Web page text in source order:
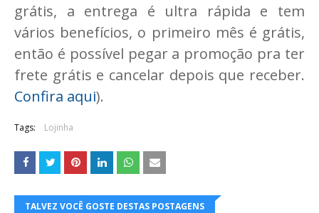
grátis, a entrega é ultra rápida e tem
vários benefícios, o primeiro mês é grátis,
então é possível pegar a promoção pra ter
frete grátis e cancelar depois que receber.
Confira aqui).
Tags: Lojinha
TALVEZ VOCÊ GOSTE DESTAS POSTAGENS